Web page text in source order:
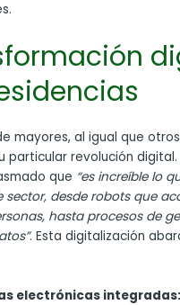
mayores, al igual que
particular revolución
que “es increíble lo
sector, desde robots que
hasta procesos de
. Esta digitalización
electrónicas integradas: